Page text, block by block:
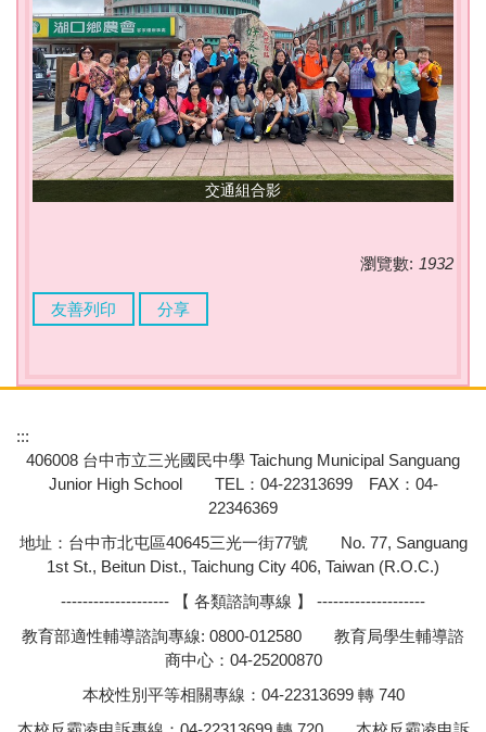
交通組合影
瀏覽數: 1932
友善列印 分享
:::
406008 台中市立三光國民中學 Taichung Municipal Sanguang
Junior High School TEL：04-22313699 FAX：04-
22346369
地址：台中市北屯區40645三光一街77號 No. 77, Sanguang
1st St., Beitun Dist., Taichung City 406, Taiwan (R.O.C.)
-------------------- 【 各類諮詢專線 】 --------------------
教育部適性輔導諮詢專線: 0800-012580 教育局學生輔導諮
商中心：04-25200870
本校性別平等相關專線：04-22313699 轉 740